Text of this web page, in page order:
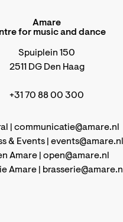
Amare
for music and dance
Spuiplein 150
2511 DG Den Haag
+31 70 88 00 300
| communicatie@amare.nl
& Events | events@amare.nl
Amare | open@amare.nl
Amare |
brasserie@amare.nl